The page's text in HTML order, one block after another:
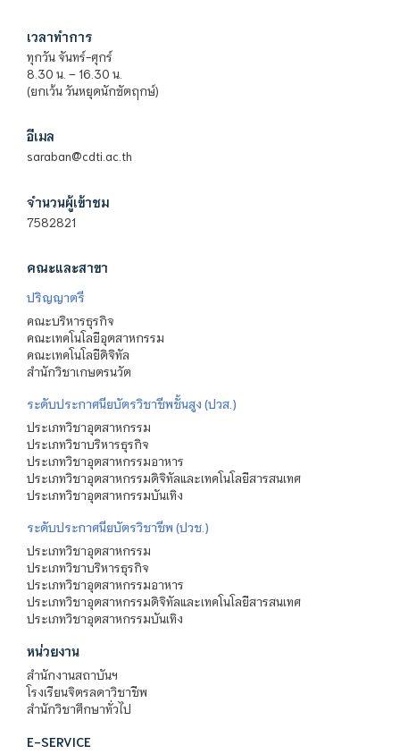
เวลาทำการ
ทุกวัน จันทร์-ศุกร์
8.30 น. – 16.30 น.
(ยกเว้น วันหยุดนักขัตฤกษ์)
อีเมล
saraban@cdti.ac.th
จำนวนผู้เข้าชม
7582821
คณะและสาขา
ปริญญาตรี
คณะบริหารธุรกิจ
คณะเทคโนโลยีอุตสาหกรรม
คณะเทคโนโลยีดิจิทัล
สำนักวิชาเกษตรนวัต
ระดับประกาศนียบัตรวิชาชีพชั้นสูง (ปวส.)
ประเภทวิชาอุตสาหกรรม
ประเภทวิชาบริหารธุรกิจ
ประเภทวิชาอุตสาหกรรมอาหาร
ประเภทวิชาอุตสาหกรรมดิจิทัลและเทคโนโลยีสารสนเทศ
ประเภทวิชาอุตสาหกรรมบันเทิง
ระดับประกาศนียบัตรวิชาชีพ (ปวช.)
ประเภทวิชาอุตสาหกรรม
ประเภทวิชาบริหารธุรกิจ
ประเภทวิชาอุตสาหกรรมอาหาร
ประเภทวิชาอุตสาหกรรมดิจิทัลและเทคโนโลยีสารสนเทศ
ประเภทวิชาอุตสาหกรรมบันเทิง
หน่วยงาน
สำนักงานสถาบันฯ
โรงเรียนจิตรลดาวิชาชีพ
สำนักวิชาศึกษาทั่วไป
E-SERVICE